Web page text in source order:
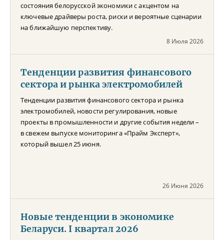
состояния белорусской экономики с акцентом на
ключевые драйверы роста, риски и вероятные сценарии
на ближайшую перспективу.
8 Июля 2026
Тенденции развития финансового
сектора и рынка электромобилей
Тенденции развития финансового сектора и рынка
электромобилей, новости регулирования, новые
проекты в промышленности и другие события недели –
в свежем выпуске мониторинга «Прайм Эксперт»,
который вышел 25 июня.
26 Июня 2026
Новые тенденции в экономике
Беларуси. I квартал 2026